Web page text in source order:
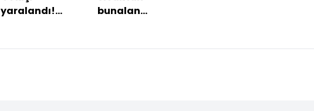
yaralandı!
bunalan